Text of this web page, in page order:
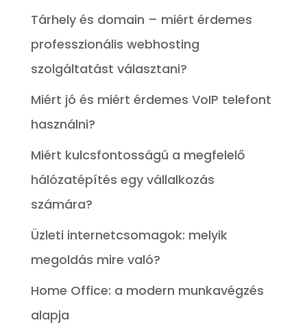
Tárhely és domain – miért érdemes
professzionális webhosting
szolgáltatást választani?
Miért jó és miért érdemes VoIP telefont
használni?
Miért kulcsfontosságú a megfelelő
hálózatépítés egy vállalkozás
számára?
Üzleti internetcsomagok: melyik
megoldás mire való?
Home Office: a modern munkavégzés
alapja